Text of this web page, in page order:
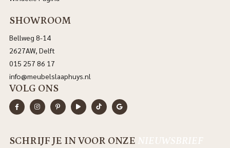
SHOWROOM
Bellweg 8-14
2627AW, Delft
015 257 86 17
info@meubelslaaphuys.nl
VOLG ONS
SCHRIJF JE IN VOOR ONZE NIEUWSBRIEF